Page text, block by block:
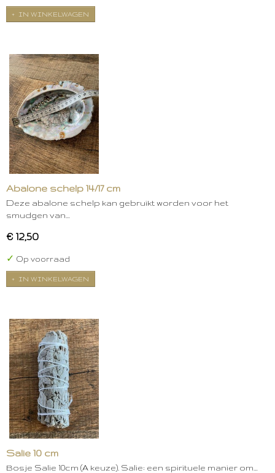
IN WINKELWAGEN
Abalone schelp 14/17 cm
Deze abalone schelp kan gebruikt worden voor het
smudgen van…
€ 12,50
✓ Op voorraad
IN WINKELWAGEN
Salie 10 cm
Bosje Salie 10cm (A keuze). Salie: een spirituele manier om…